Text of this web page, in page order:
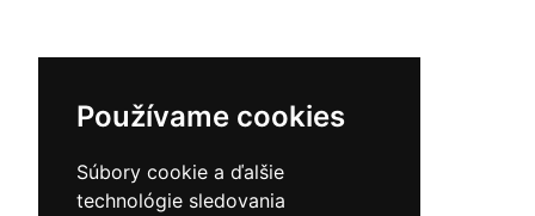
Používame cookies
Súbory cookie a ďalšie
technológie sledovania